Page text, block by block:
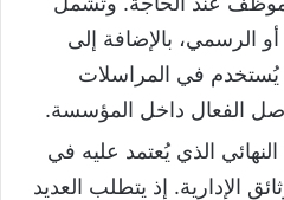
الرسمي، بالإضافة إلى
يُستخدم في المراسلات
الفعال داخل المؤسسة.
الذي يُعتمد عليه في
الإدارية. إذ يتطلب العديد